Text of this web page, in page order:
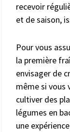
recevoir
et de saison,
Pour vous
la première
envisager de
même si vous
cultiver des
légumes en
une